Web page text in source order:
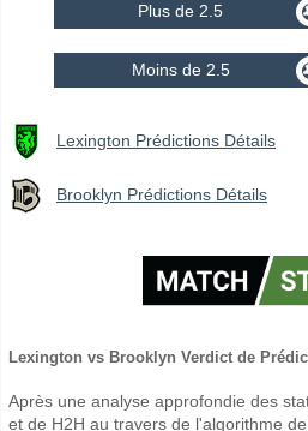
Plus de 2.5
Moins de 2.5
Lexington Prédictions Détails
Brooklyn Prédictions Détails
Lexington vs Brooklyn Verdict de
Après une analyse approfondie des
et de H2H au travers de l'algorithme